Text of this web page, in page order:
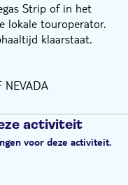
Strip of in het
lokale touroperator.
klaarstaat.
NEVADA
activiteit
voor deze activiteit.